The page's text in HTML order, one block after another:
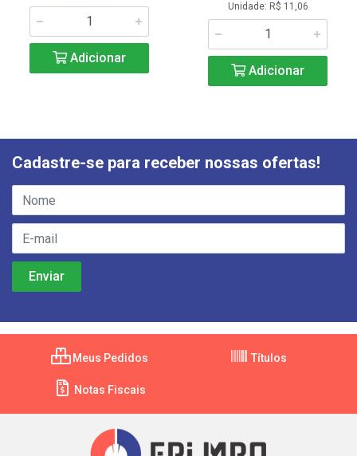
Adicionar
Unidade: R$ 11,06
Adicionar
Cadastre-se para receber nossas ofertas!
Meus Pedidos Títulos
Notas Fiscais